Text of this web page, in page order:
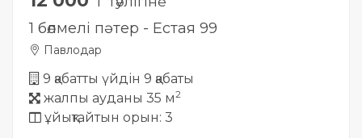
1 бөлмелі пәтер - Естая 99
Павлодар
9 қабатты үйдін 9 қабаты
жалпы ауданы 35 м2
ұйықтайтын орын: 3